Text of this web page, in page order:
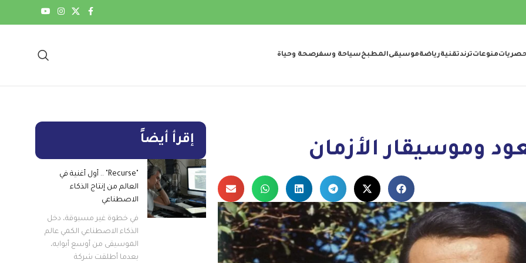
منوعاتترندتقنيةرياضةموسيقىالمطبخسياحة وسفرصحة وحياة
وموسيقار الأزمان إقرأ أيضاً
"Recurse" .. أول أغنية في
العالم من إنتاج الذكاء
الاصطناعي
في خطوة غير مسبوقة، دخل
الذكاء الاصطناعي الكمي عالم
الموسيقى من أوسع أبوابه،
بعدما أطلقت شركة